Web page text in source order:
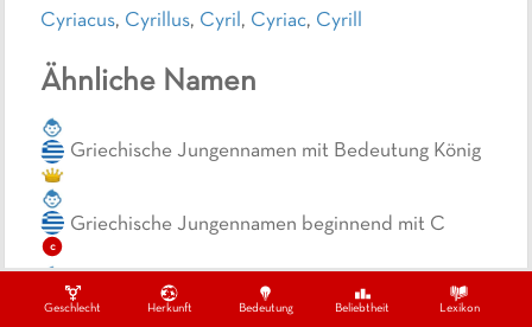
Geschlecht Herkunft Bedeutung Beliebtheit Lexikon
Cyriacus, Cyrillus, Cyril, Cyriac, Cyrill
Ähnliche Namen
Griechische Jungennamen mit Bedeutung König
c
Griechische Jungennamen beginnend mit C
Griechische Jungennamen endend mit S